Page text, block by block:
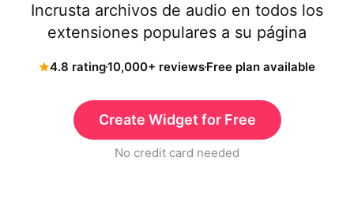
Incrusta archivos de audio en todos los
extensiones populares a su página
4.8 rating10,000+ reviewsFree plan available
Create Widget for Free
No credit card needed